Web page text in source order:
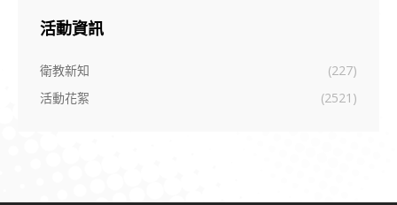
活動資訊
衛教新知
(227)
活動花絮
(2521)